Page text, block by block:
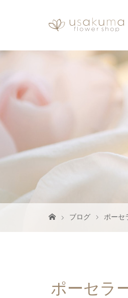
ブログ ポーセ
ポーセラ